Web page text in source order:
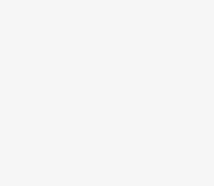
liens du site